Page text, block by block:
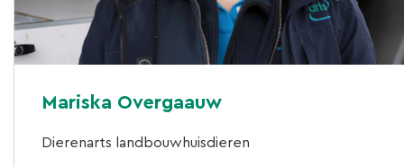
Mariska Overgaauw
Dierenarts landbouwhuisdieren